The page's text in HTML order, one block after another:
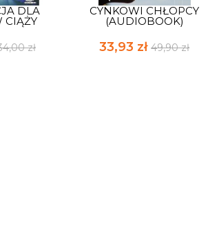
DLA
CIĄŻY
zł
CYNKOWI CHŁOPCY
(AUDIOBOOK)
33,93 zł49,90 zł